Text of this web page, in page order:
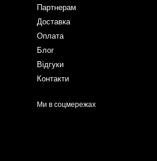
Партнерам
Доставка
Оплата
Блог
Відгуки
Контакти
Ми в соцмережах